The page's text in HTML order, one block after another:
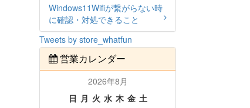
Windows11Wifiが繋がらない時
に確認・対処できること
Tweets by store_whatfun
営業カレンダー
2026年8月
日 月 火 水 木 金 土